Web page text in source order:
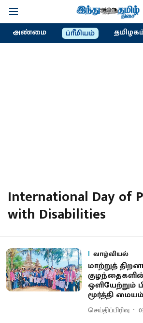
அண்மை ப்ரீமியம்
International Day of
with Disabilities
வாழ்வியல்
மாற்றுத்
ஒளியேற்றும்
மூர்த்தி மையம்
செய்திப்பிரிவு